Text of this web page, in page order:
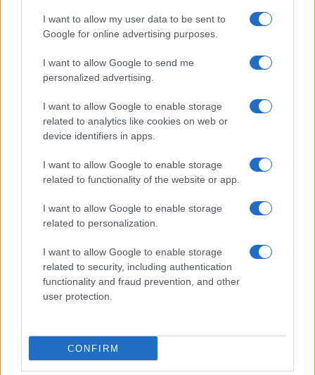
I want to allow my user data to be sent to
Google for online advertising purposes.
I want to allow Google to send me
personalized advertising.
I want to allow Google to enable storage
related to analytics like cookies on web or
device identifiers in apps.
I want to allow Google to enable storage
related to functionality of the website or app.
I want to allow Google to enable storage
related to personalization.
I want to allow Google to enable storage
related to security, including authentication
functionality and fraud prevention, and other
user protection.
CONFIRM
IL PIÙ LETTO DEL MESE